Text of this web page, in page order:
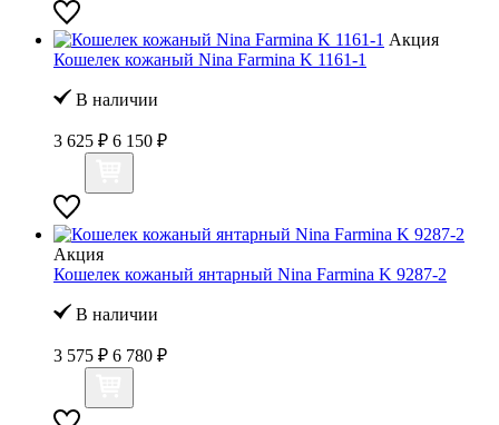
Акция
Кошелек кожаный Nina Farmina K 1161-1
В наличии
3 625 ₽ 6 150 ₽
Акция
Кошелек кожаный янтарный Nina Farmina K 9287-2
В наличии
3 575 ₽ 6 780 ₽